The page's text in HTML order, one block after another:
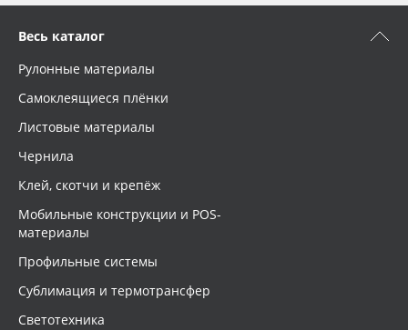
Весь каталог
Рулонные материалы
Самоклеящиеся плёнки
Листовые материалы
Чернила
Клей, скотчи и крепёж
Мобильные конструкции и POS-
материалы
Профильные системы
Сублимация и термотрансфер
Светотехника